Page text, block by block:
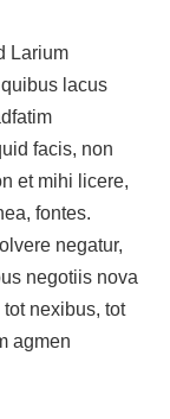
Larium
lacus
facis, non
et mihi licere,
fontes.
negatur,
negotiis nova
nexibus, tot
agmen